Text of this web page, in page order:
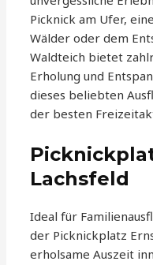
Picknick am Ufer,
Wälder oder dem
Waldteich bietet
Erholung und
dieses beliebten
der besten
Lachsfeld
Ideal für
der Picknickplatz
erholsame Auszeit